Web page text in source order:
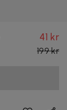
41 kr
199 kr